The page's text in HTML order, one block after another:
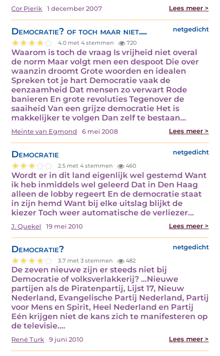
Cor Pierik 1 december 2007 Lees meer >
Democratie? of toch maar niet.... netgedicht
4.0 met 4 stemmen 720
Waarom is toch de vraag Is vrijheid niet overal
de norm Maar volgt men een despoot Die over
waanzin droomt Grote woorden en idealen
Spreken tot je hart Democratie vaak de
eenzaamheid Dat mensen zo verwart Rode
banieren En grote revoluties Tegenover de
saaiheid Van een grijze democratie Het is
makkelijker te volgen Dan zelf te bestaan…
Meinte van Egmond 6 mei 2008 Lees meer >
Democratie netgedicht
2.5 met 4 stemmen 460
Wordt er in dit land eigenlijk wel gestemd Want
ik heb inmiddels wel geleerd Dat in Den Haag
alleen de lobby regeert En de democratie staat
in zijn hemd Want bij elke uitslag blijkt de
kiezer Toch weer automatische de verliezer…
J. Quekel 19 mei 2010 Lees meer >
Democratie? netgedicht
3.7 met 3 stemmen 482
De zeven nieuwe zijn er steeds niet bij
Democratie of volksverlakkerij? ...Nieuwe
partijen als de Piratenpartij, Lijst 17, Nieuw
Nederland, Evangelische Partij Nederland, Partij
voor Mens en Spirit, Heel Nederland en Partij
Eén krijgen niet de kans zich te manifesteren op
de televisie.…
René Turk 9 juni 2010 Lees meer >